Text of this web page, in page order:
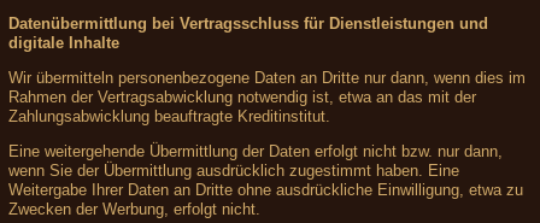
Datenübermittlung bei Vertragsschluss für Dienstleistungen und
digitale Inhalte
Wir übermitteln personenbezogene Daten an Dritte nur dann, wenn dies im
Rahmen der Vertragsabwicklung notwendig ist, etwa an das mit der
Zahlungsabwicklung beauftragte Kreditinstitut.
Eine weitergehende Übermittlung der Daten erfolgt nicht bzw. nur dann,
wenn Sie der Übermittlung ausdrücklich zugestimmt haben. Eine
Weitergabe Ihrer Daten an Dritte ohne ausdrückliche Einwilligung, etwa zu
Zwecken der Werbung, erfolgt nicht.